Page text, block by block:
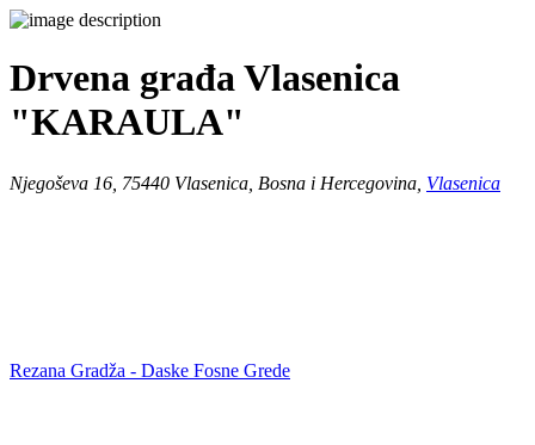
Drvena građa Vlasenica
"KARAULA"
Njegoševa 16, 75440 Vlasenica, Bosna i Hercegovina, Vlasenica
Rezana Gradža - Daske Fosne Grede